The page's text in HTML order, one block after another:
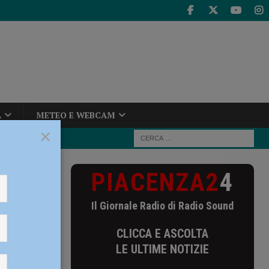
METEO E WEBCAM
PIACENZA24
Il Giornale Radio di Radio Sound
CLICCA E ASCOLTA
LE ULTIME NOTIZIE
×